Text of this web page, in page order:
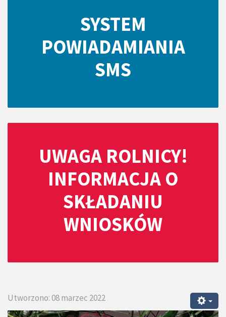
SYSTEM
POWIADAMIANIA
SMS
UWAGA ROLNICY!
INFORMACJA O
SKŁADANIU
WNIOSKÓW
Utworzono: 08 marzec 2022